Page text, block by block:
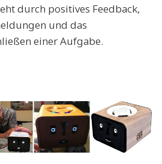
durch positives Feedback,
und das
einer Aufgabe.